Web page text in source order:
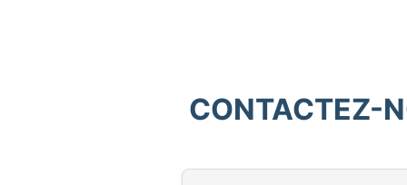
CONTACTEZ-